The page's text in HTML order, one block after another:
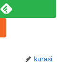
kurasi